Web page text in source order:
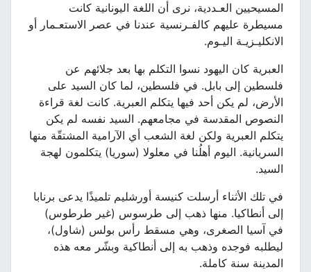
المسيحيين العـددية، نرى أن اللغة اليونانية كانت
مسيطرة عليهم كالفـرنسية عندنا في عصر الاستعـمار أو
الانكليـزيـة اليـوم.
العبرية كان اليهود نسوا التكلم بها بعد جلائهم عن
فلسطين إلى بابل. في فلسطين، لما كان السيد على
الأرض، لم يكن أحد فيها يتكلم العبرية. كانت لغة قراءة
النصوص المقدسة في مجامعهم. السيد نفسه لم يكن
يتكلم العبرية ولكن لغة الشعب أي الآرامية المشتقّة منها
السريانية. اليوم أهلُنا في معلولا (سوريا) يتكلمون لهجة
السيد.
في تلك الأثناء أرسلت كنيسة أورشليم تلميذًا يدعى برنابا
إلى أنطاكيا. منها ذهب إلى طرسوس (غير طرطوس)
في آسيا الصغرى، وهي مسقط رأس بولس (شاول)،
ليطلبه فوجده وذهب به إلى أنطاكية وبشّر معه هذه
المدينة سنة كاملة.